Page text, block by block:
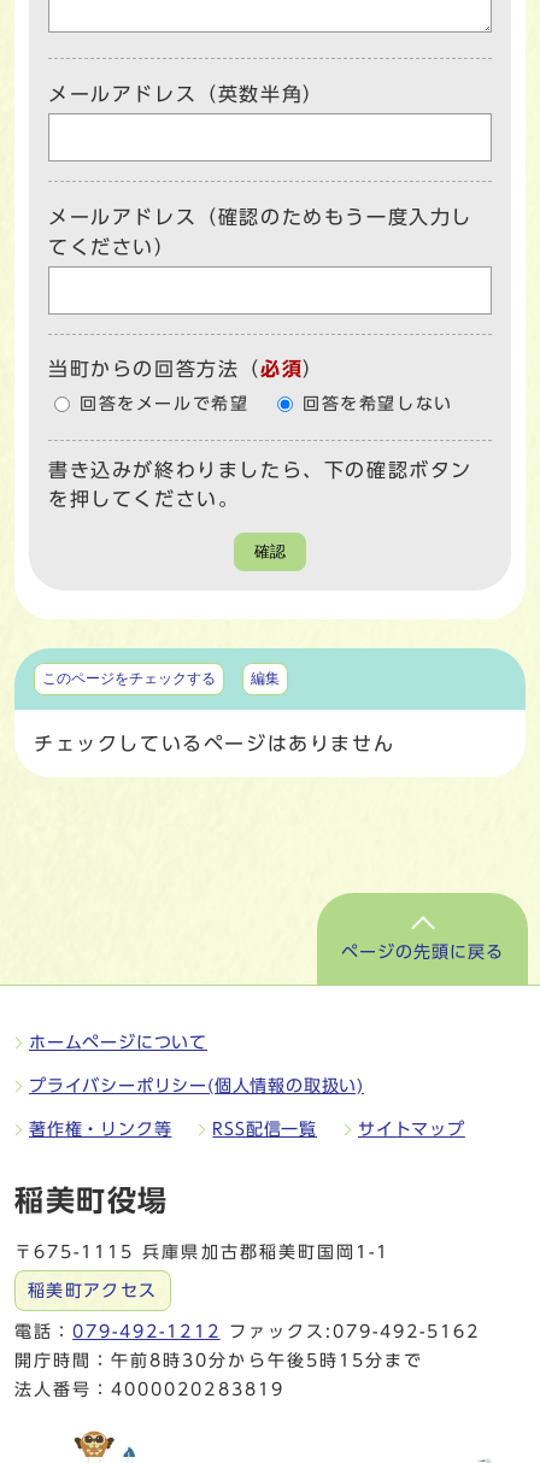
メールアドレス（英数半角）
メールアドレス（確認のためもう一度入力し
てください）
当町からの回答方法 （必須）
回答をメールで希望 回答を希望しない
書き込みが終わりましたら、下の確認ボタン
を押してください。
確認
マイページ
このページをチェックする 編集
チェックしているページはありません
ページの先頭に戻る
ホームページについて
プライバシーポリシー(個人情報の取扱い)
著作権・リンク等 RSS配信一覧 サイトマップ
稲美町役場
〒675-1115 兵庫県加古郡稲美町国岡1-1
稲美町アクセス
電話：079-492-1212
ファックス:079-492-5162
開庁時間：午前8時30分から午後5時15分まで
法人番号：4000020283819